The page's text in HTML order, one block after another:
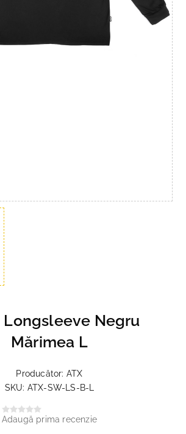
Longsleeve Negru
Mărimea L
Producător: ATX
SKU: ATX-SW-LS-B-L
Adaugă prima recenzie